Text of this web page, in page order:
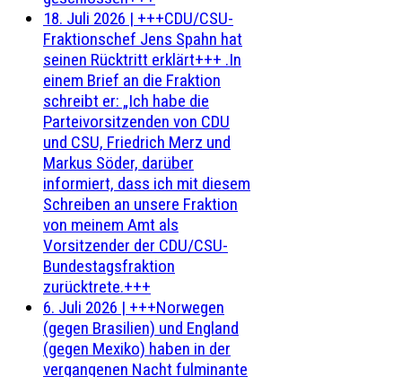
18. Juli 2026 | +++CDU/CSU-
Fraktionschef Jens Spahn hat
seinen Rücktritt erklärt+++ .In
einem Brief an die Fraktion
schreibt er: „Ich habe die
Parteivorsitzenden von CDU
und CSU, Friedrich Merz und
Markus Söder, darüber
informiert, dass ich mit diesem
Schreiben an unsere Fraktion
von meinem Amt als
Vorsitzender der CDU/CSU-
Bundestagsfraktion
zurücktrete.+++
6. Juli 2026 | +++Norwegen
(gegen Brasilien) und England
(gegen Mexiko) haben in der
vergangenen Nacht fulminante